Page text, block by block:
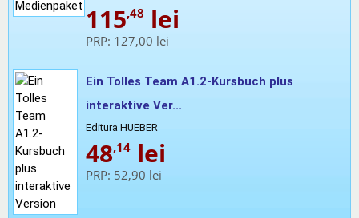
115,48 lei
PRP: 127,00 lei
Ein Tolles Team A1.2-Kursbuch plus
interaktive Ver...
Editura HUEBER
48,14 lei
PRP: 52,90 lei